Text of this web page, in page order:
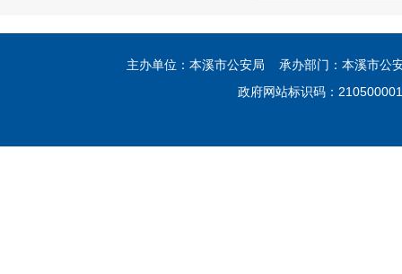
主办单位：本溪市公安局 承办部门：本溪市
政府网站标识码：